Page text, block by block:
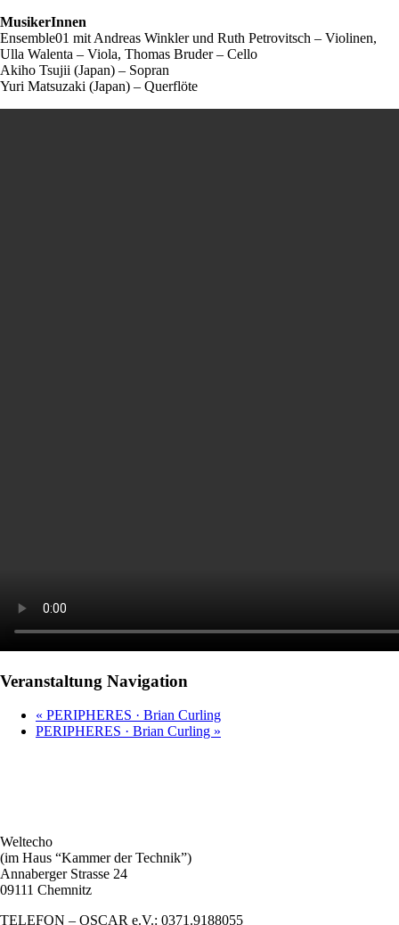
MusikerInnen
Ensemble01 mit Andreas Winkler und Ruth Petrovitsch – Violinen,
Ulla Walenta – Viola, Thomas Bruder – Cello
Akiho Tsujii (Japan) – Sopran
Yuri Matsuzaki (Japan) – Querflöte
Veranstaltung Navigation
« PERIPHERES · Brian Curling
PERIPHERES · Brian Curling »
Weltecho
(im Haus “Kammer der Technik”)
Annaberger Strasse 24
09111 Chemnitz
TELEFON – OSCAR e.V.: 0371.9188055